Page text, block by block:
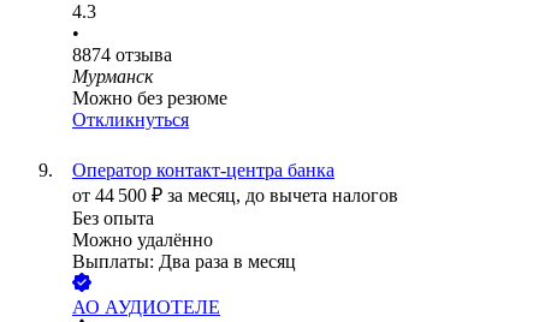
4.3
•
8874 отзыва
Мурманск
Можно без резюме
Откликнуться
Оператор контакт-центра банка
от 44 500 ₽ за месяц, до вычета налогов
Без опыта
Можно удалённо
Выплаты: Два раза в месяц
АО АУДИОТЕЛЕ